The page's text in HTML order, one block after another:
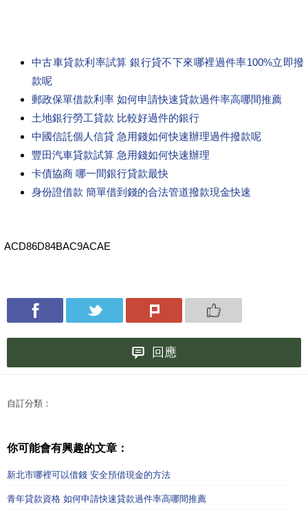
中古車貸款利率試算 銀行貸不下來哪裡過件率100%立即撥
款呢
郵政保單借款利率 如何申請快速貸款過件率高哪間推薦
土地銀行勞工貸款 比較好過件的銀行
中國信託個人信貸 急用錢如何快速辦理過件撥款呢
豐田汽車貸款試算 急用錢如何快速辦理
卡債協商 哪一間銀行貸款最快
身份證借款 簡單借到錢的合法管道撥款現金快速
ACD86D84BAC9ACAE
回應
自訂分類：
你可能會有興趣的文章：
新北市哪裡可以借錢 安全預借現金的方法
青年貸款資格 如何申請快速貸款過件率高哪間推薦